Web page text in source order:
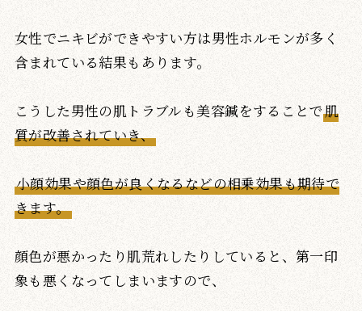
女性でニキビができやすい方は男性ホルモンが多く
含まれている結果もあります。
こうした男性の肌トラブルも美容鍼をすることで肌
質が改善されていき、
小顔効果や顔色が良くなるなどの相乗効果も期待で
きます。
顔色が悪かったり肌荒れしたりしていると、第一印
象も悪くなってしまいますので、